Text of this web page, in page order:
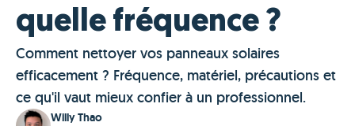
quelle fréquence ?
Comment nettoyer vos panneaux solaires
efficacement ? Fréquence, matériel, précautions et
ce qu'il vaut mieux confier à un professionnel.
Willy Thao